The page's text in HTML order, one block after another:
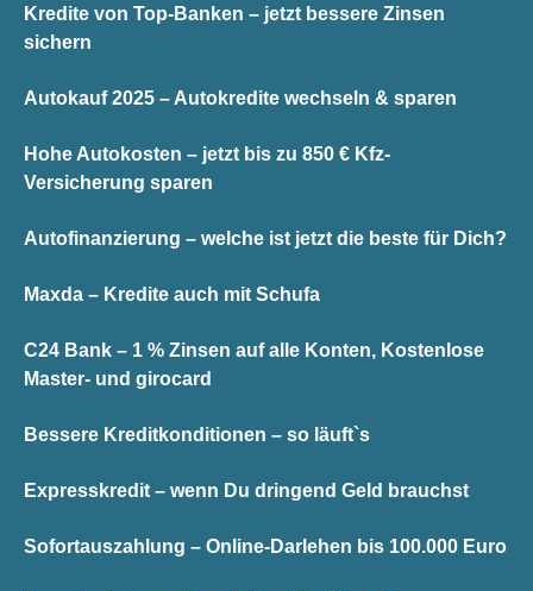
Kredite von Top-Banken – jetzt bessere Zinsen
sichern
Autokauf 2025 – Autokredite wechseln & sparen
Hohe Autokosten – jetzt bis zu 850 € Kfz-
Versicherung sparen
Autofinanzierung – welche ist jetzt die beste für Dich?
Maxda – Kredite auch mit Schufa
C24 Bank – 1 % Zinsen auf alle Konten, Kostenlose
Master- und girocard
Bessere Kreditkonditionen – so läuft`s
Expresskredit – wenn Du dringend Geld brauchst
Sofortauszahlung – Online-Darlehen bis 100.000 Euro